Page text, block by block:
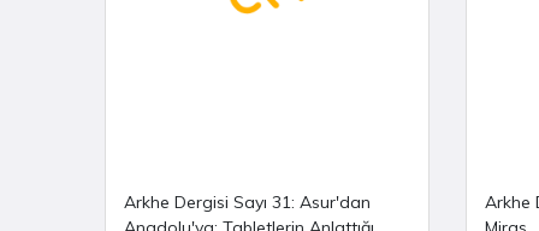
Arkhe Dergisi Sayı 31: Asur'dan
Arkhe